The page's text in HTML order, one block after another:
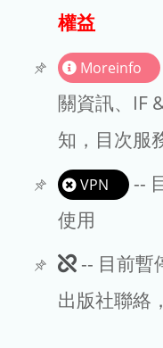
權益
Moreinfo
關資訊、IF
知，目次服
VPN
--
使用
此
期
-- 目前暫
出版社聯絡